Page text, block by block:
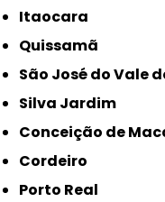
Itaocara
Quissamã
São José do Vale
Silva Jardim
Conceição de
Cordeiro
Porto Real